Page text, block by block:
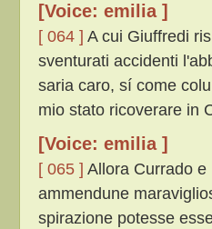
[Voice: emilia ]
[ 064 ] A cui Giuffredi
sventurati accidenti
saria caro, sí come
mio stato ricoverare in
[Voice: emilia ]
[ 065 ] Allora Currado
ammendune
spirazione potesse